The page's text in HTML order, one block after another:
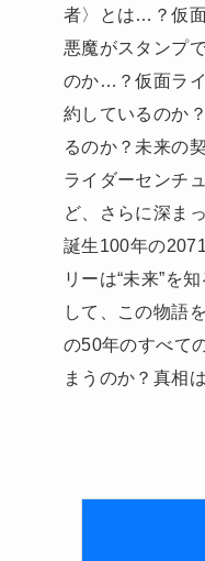
者〉とは…？仮
悪魔がスタンプ
のか…？仮面ラ
約しているのか
るのか？未来の
ライダーセンチ
ど、さらに深ま
誕生100年の
リーは“未来”を
して、この物語
の50年のすべて
まうのか？真相